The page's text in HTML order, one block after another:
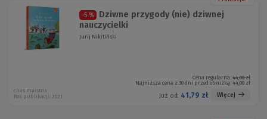
-5 %
Dziwne przygody (nie) dziwnej
nauczycielki
Jurij Nikitiński
Cena regularna: 44,00 zł
Najniższa cena z 30 dni przed obniżką: 44,00 zł
Już od: 41,79 zł Więcej
chas maistriv
Rok publikacji: 2021